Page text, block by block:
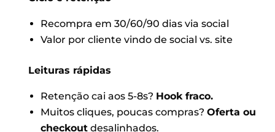
Recompra em 30/60/90 dias via social
Valor por cliente vindo de social vs. site
Leituras rápidas
Retenção cai aos 5-8s? Hook fraco.
Muitos cliques, poucas compras? Oferta ou
checkoutdesalinhados.